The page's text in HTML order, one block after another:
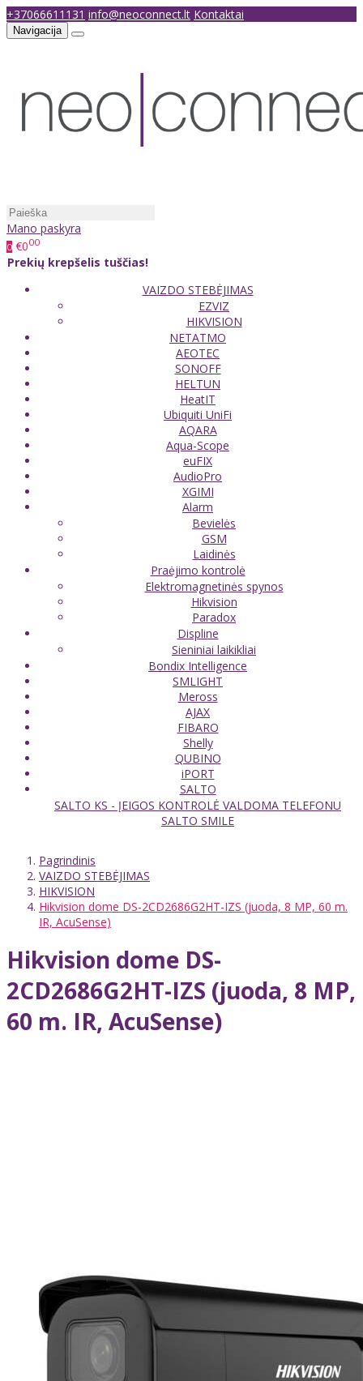
+37066611131 info@neoconnect.lt Kontaktai
Navigacija
Mano paskyra
0 €000
Prekių krepšelis tuščias!
VAIZDO STEBĖJIMAS
EZVIZ
HIKVISION
NETATMO
AEOTEC
SONOFF
HELTUN
HeatIT
Ubiquiti UniFi
AQARA
Aqua-Scope
euFIX
AudioPro
XGIMI
Alarm
Bevielės
GSM
Laidinės
Praėjimo kontrolė
Elektromagnetinės spynos
Hikvision
Paradox
Displine
Sieniniai laikikliai
Bondix Intelligence
SMLIGHT
Meross
AJAX
FIBARO
Shelly
QUBINO
iPORT
SALTO
SALTO KS - ĮEIGOS KONTROLĖ VALDOMA TELEFONU
SALTO SMILE
Pagrindinis
VAIZDO STEBĖJIMAS
HIKVISION
Hikvision dome DS-2CD2686G2HT-IZS (juoda, 8 MP, 60 m.
IR, AcuSense)
Hikvision dome DS-
2CD2686G2HT-IZS (juoda, 8 MP,
60 m. IR, AcuSense)